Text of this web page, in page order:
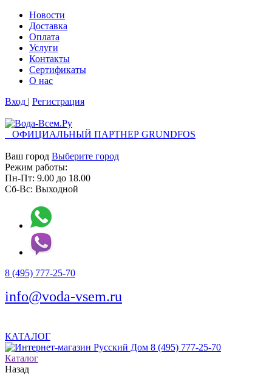
Новости
Доставка
Оплата
Услуги
Контакты
Cертификаты
О нас
Вход | Регистрация
ОФИЦИАЛЬНЫЙ ПАРТНЕР GRUNDFOS
Ваш город Выберите город
Режим работы:
Пн-Пт: 9.00 до 18.00
Сб-Вс: Выходной
8 (495) 777-25-70
info@voda-vsem.ru
КАТАЛОГ
8 (495) 777-25-70
Каталог
Назад